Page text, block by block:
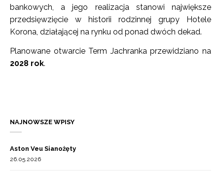
bankowych, a jego realizacja stanowi największe
przedsięwzięcie w historii rodzinnej grupy Hotele
Korona, działającej na rynku od ponad dwóch dekad.
Planowane otwarcie Term Jachranka przewidziano na
2028 rok.
NAJNOWSZE WPISY
Aston Veu Sianożęty
26.05.2026